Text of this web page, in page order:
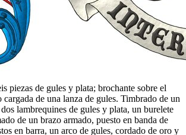
piezas de gules y plata; brochante sobre el
de una lanza de gules. Timbrado de un
lambrequines de gules y plata, un burelete
de un brazo armado, puesto en banda de
en barra, un arco de gules, cordado de oro y